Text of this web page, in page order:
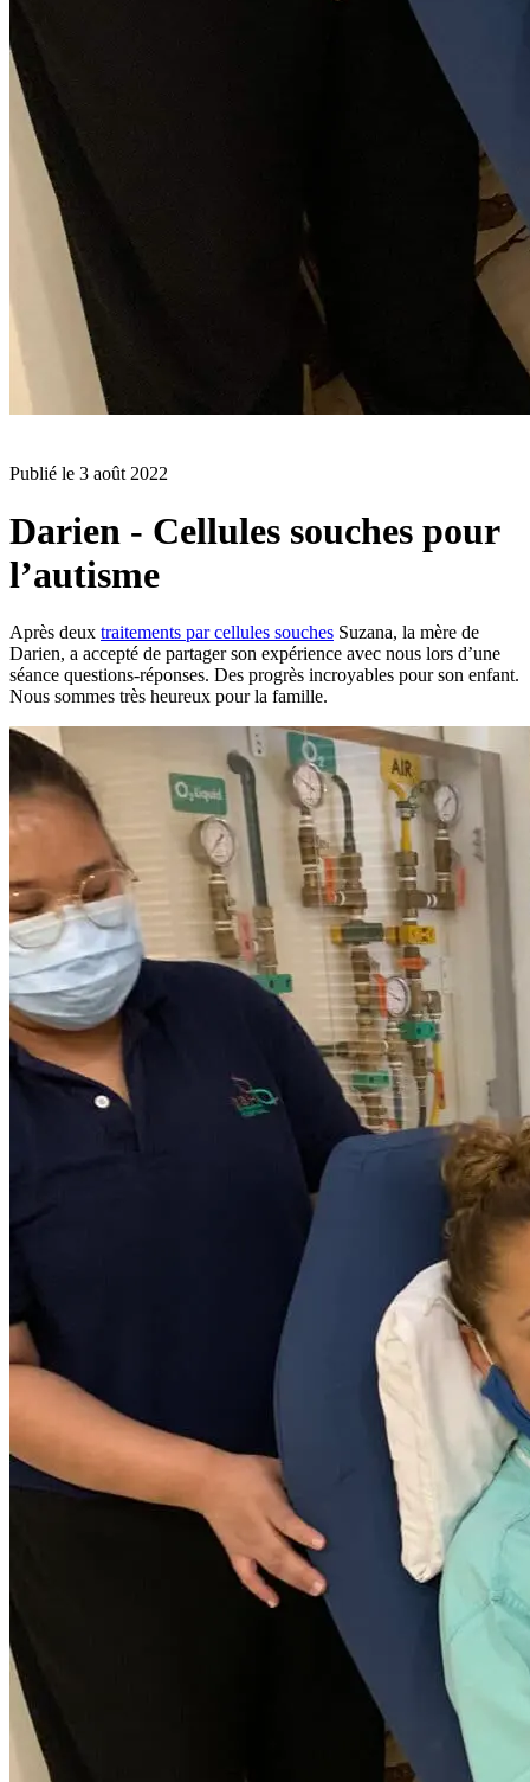
Publié le 3 août 2022
Darien - Cellules souches pour
l’autisme
Après deux traitements par cellules souches Suzana, la mère de
Darien, a accepté de partager son expérience avec nous lors d’une
séance questions-réponses. Des progrès incroyables pour son enfant.
Nous sommes très heureux pour la famille.